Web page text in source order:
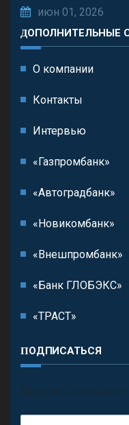
июн 01, 2026
ДОПОЛНИТЕЛЬНЫЕ
О компании
Контакты
Интервью
«Газпромбанк»
«Автоградбанк»
«Новикомбанк»
«Внешпромбанк»
«Банк ГЛОБЭКС»
«ТРАСТ»
ПОДПИСАТЬСЯ
П олучить